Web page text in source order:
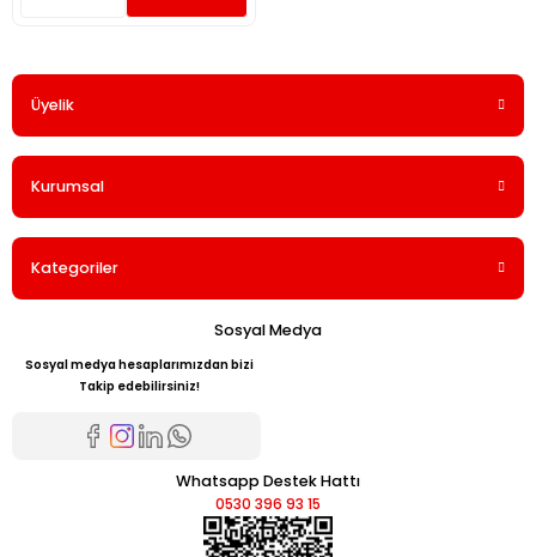
Üyelik
Kurumsal
Kategoriler
Sosyal Medya
Sosyal medya hesaplarımızdan bizi
Takip edebilirsiniz!
Whatsapp Destek Hattı
0530 396 93 15